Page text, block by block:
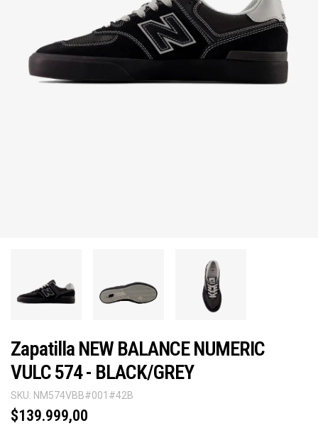
Zapatilla NEW BALANCE NUMERIC
VULC 574 - BLACK/GREY
SKU: NM574VBB#001#42B
$139.999,00